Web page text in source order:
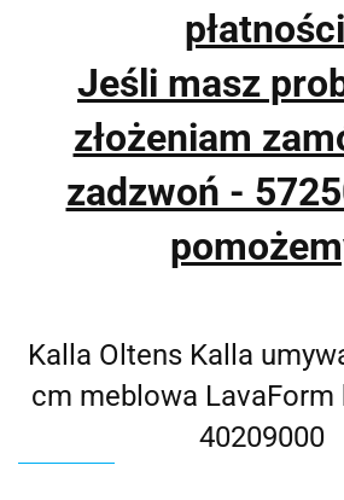
Jeśli masz
złożeniam
zadzwoń -
Kalla Oltens Kalla
cm meblowa LavaForm
40209000